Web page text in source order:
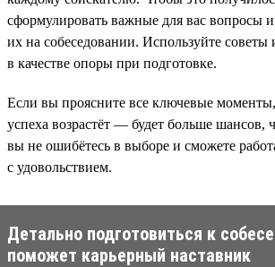
сформулировать важные для вас вопросы и
их на собеседовании. Используйте советы
в качестве опоры при подготовке.
Если вы проясните все ключевые моменты,
успеха возрастёт — будет больше шансов,
вы не ошибётесь в выборе и сможете
с удовольствием.
Детально подготовиться к
поможет карьерный наставник